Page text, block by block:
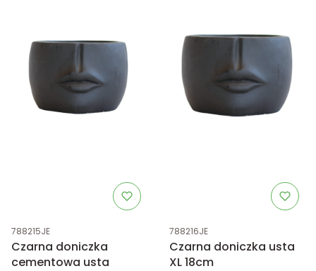
Kod produktu
788215JE
Czarna doniczka
cementowa usta
Kod produktu
788216JE
Czarna doniczka usta
XL 18cm